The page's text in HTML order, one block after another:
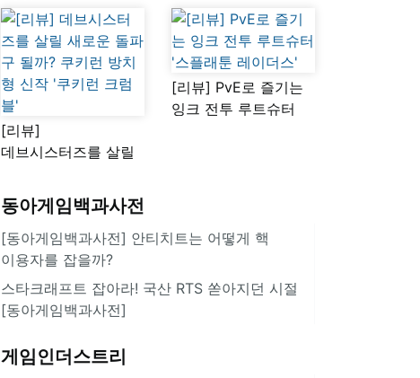
[리뷰]
데브시스터즈를 살릴
쿠키런 방치형 신작
'쿠키런 크럼블'
[리뷰] PvE로 즐기는
잉크 전투 루트슈터
동아게임백과사전
[동아게임백과사전] 안티치트는 어떻게 핵
이용자를 잡을까?
스타크래프트 잡아라! 국산 RTS 쏟아지던 시절
[동아게임백과사전]
게임인더스트리